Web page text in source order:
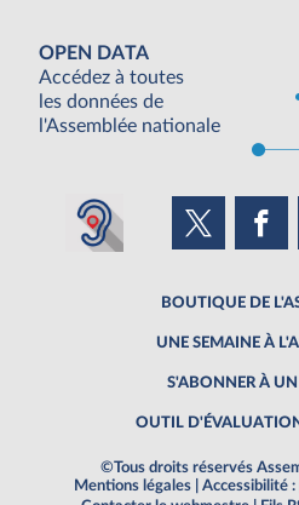
OPEN DATA
Accédez à toutes
les données de
l'Assemblée nationale
BOUTIQUE DE
UNE SEMAINE À
S'ABONNER À UN
OUTIL
©Tous droits réservés
Mentions légales
Accessibilité